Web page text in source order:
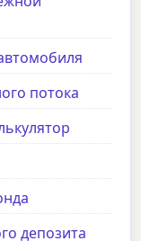
потока
депозита